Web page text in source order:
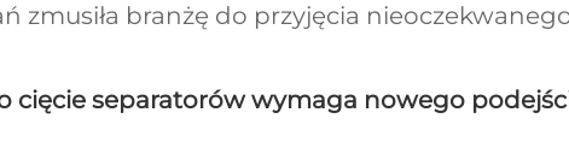
zmusiła branżę do przyjęcia
cięcie separatorów wymaga nowego